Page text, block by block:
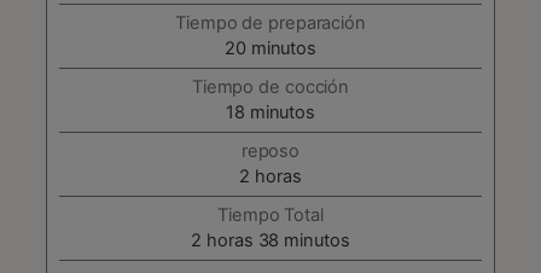
Tiempo de preparación
20minutos
minutos
Tiempo de cocción
18minutos
minutos
reposo
2 horas
horas
Tiempo Total
2 horas
horas 38 minutos
minutos